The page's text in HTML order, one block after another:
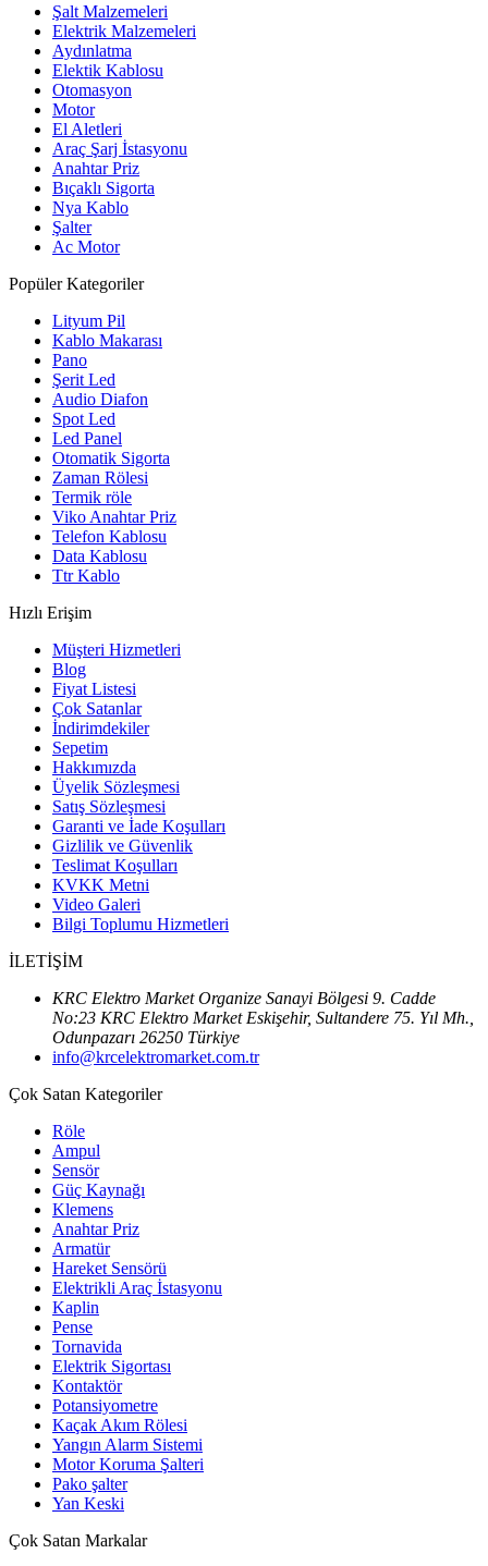
Şalt Malzemeleri
Elektrik Malzemeleri
Aydınlatma
Elektik Kablosu
Otomasyon
Motor
El Aletleri
Araç Şarj İstasyonu
Anahtar Priz
Bıçaklı Sigorta
Nya Kablo
Şalter
Ac Motor
Popüler Kategoriler
Lityum Pil
Kablo Makarası
Pano
Şerit Led
Audio Diafon
Spot Led
Led Panel
Otomatik Sigorta
Zaman Rölesi
Termik röle
Viko Anahtar Priz
Telefon Kablosu
Data Kablosu
Ttr Kablo
Hızlı Erişim
Müşteri Hizmetleri
Blog
Fiyat Listesi
Çok Satanlar
İndirimdekiler
Sepetim
Hakkımızda
Üyelik Sözleşmesi
Satış Sözleşmesi
Garanti ve İade Koşulları
Gizlilik ve Güvenlik
Teslimat Koşulları
KVKK Metni
Video Galeri
Bilgi Toplumu Hizmetleri
İLETİŞİM
KRC Elektro Market Organize Sanayi Bölgesi 9. Cadde
No:23 KRC Elektro Market Eskişehir, Sultandere 75. Yıl Mh.,
Odunpazarı 26250 Türkiye
info@krcelektromarket.com.tr
Çok Satan Kategoriler
Röle
Ampul
Sensör
Güç Kaynağı
Klemens
Anahtar Priz
Armatür
Hareket Sensörü
Elektrikli Araç İstasyonu
Kaplin
Pense
Tornavida
Elektrik Sigortası
Kontaktör
Potansiyometre
Kaçak Akım Rölesi
Yangın Alarm Sistemi
Motor Koruma Şalteri
Pako şalter
Yan Keski
Çok Satan Markalar